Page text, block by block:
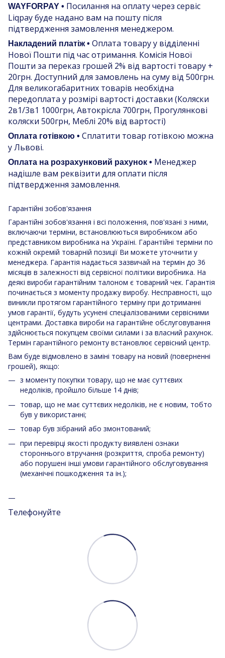
WAYFORPAY • Посилання на оплату через сервіс
Liqpay буде надано вам на пошту після
підтвердження замовлення менеджером.
Накладений платіж • Оплата товару у відділенні
Нової Пошти під час отримання. Комісія Нової
Пошти за переказ грошей 2% від вартості товару +
20грн. Доступний для замовлень на суму від 500грн.
Для великогабаритних товарів необхідна
передоплата у розмірі вартості доставки (Коляски
2в1/3в1 1000грн, Автокрісла 700грн, Прогулянкові
коляски 500грн, Меблі 20% від вартості)
Оплата готівкою • Сплатити товар готівкою можна
у Львові.
Оплата на розрахунковий рахунок • Менеджер
надішле вам реквізити для оплати після
підтвердження замовлення.
Гарантійні зобов'язання
Гарантійні зобов'язання і всі положення, пов'язані з ними,
включаючи терміни, встановлюються виробником або
представником виробника на Україні. Гарантійні терміни по
кожній окремій товарній позиції Ви можете уточнити у
менеджера. Гарантія надається зазвичай на термін до 36
місяців в залежності від сервісної політики виробника. На
деякі вироби гарантійним талоном є товарний чек. Гарантія
починається з моменту продажу виробу. Несправності, що
виникли протягом гарантійного терміну при дотриманні
умов гарантії, будуть усунені спеціалізованими сервісними
центрами. Доставка вироби на гарантійне обслуговування
здійснюється покупцем своїми силами і за власний рахунок.
Термін гарантійного ремонту встановлює сервісний центр.
Вам буде відмовлено в заміні товару на новий (поверненні
грошей), якщо:
з моменту покупки товару, що не має суттєвих
недоліків, пройшло більше 14 днів;
товар, що не має суттєвих недоліків, не є новим, тобто
був у використанні;
товар був зібраний або змонтований;
при перевірці якості продукту виявлені ознаки
стороннього втручання (розкриття, спроба ремонту)
або порушені інші умови гарантійного обслуговування
(механічні пошкодження та ін.);
Телефонуйте